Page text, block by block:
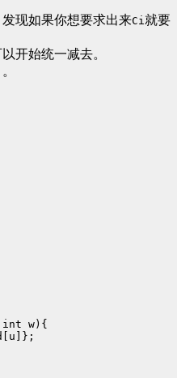
现如果你想要求出来Ci就要
开始统一减去。
w){